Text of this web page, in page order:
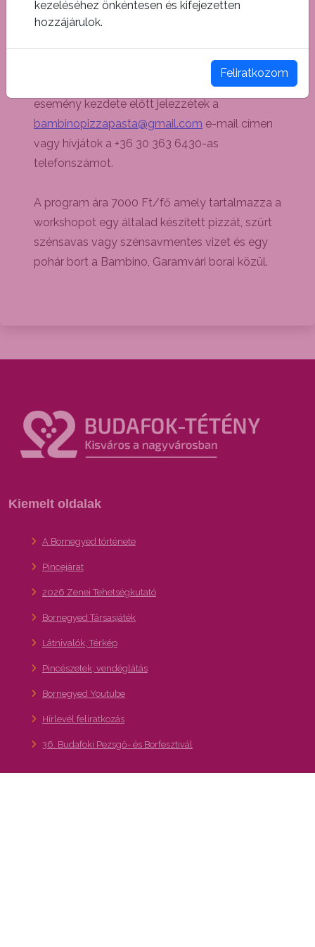
A sütögetés közben a vendégeink vagytok egy
pohár Garamvári borra a kínálatunkból.
A részvétel regisztrációhoz kötött! Kérjük, hogy
a részvételi szándékot legalább 24 órával az
esemény kezdete előtt jelezzétek a
bambinopizzapasta@gmail.com e-mail címen
vagy hívjátok a +36 30 363 6430-as
telefonszámot.
A program ára 7000 Ft/fő amely tartalmazza a
workshopot egy általad készített pizzát, szűrt
szénsavas vagy szénsavmentes vizet és egy
pohár bort a Bambino, Garamvári borai közül.
Kiemelt oldalak
A Bornegyed története
Pincejárat
2026 Zenei Tehetségkutató
Bornegyed Társasjáték
Látnivalók, Térkép
Pincészetek, vendéglátás
Bornegyed Youtube
Hírlevél feliratkozás
36. Budafoki Pezsgő- és Borfesztivál
kezeléséhez önkéntesen és kifejezetten
hozzájárulok.
Feliratkozom